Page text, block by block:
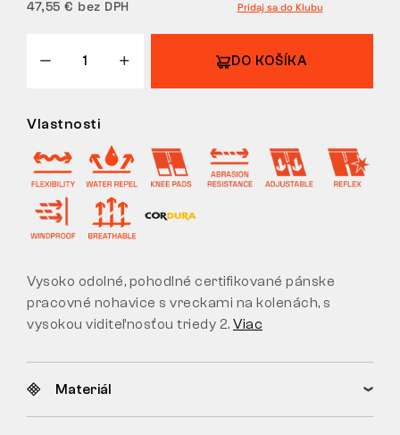
47,55 € bez DPH Pridaj sa do Klubu
DO KOŠÍKA
Vlastnosti
Vysoko odolné, pohodlné certifikované pánske
pracovné nohavice s vreckami na kolenách, s
vysokou viditeľnosťou triedy 2. Viac
Materiál